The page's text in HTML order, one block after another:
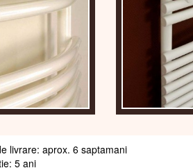
livrare: aprox. 6 saptamani
5 ani